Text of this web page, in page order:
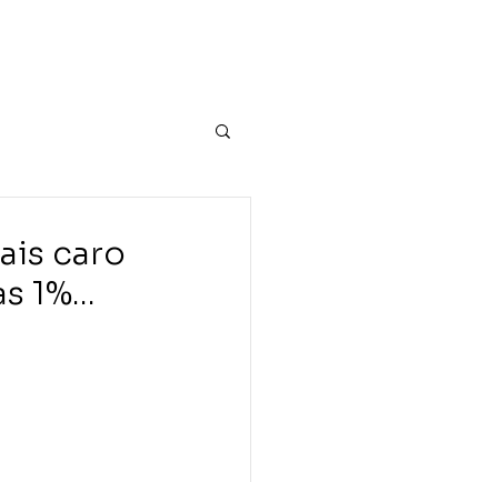
caro
1%...